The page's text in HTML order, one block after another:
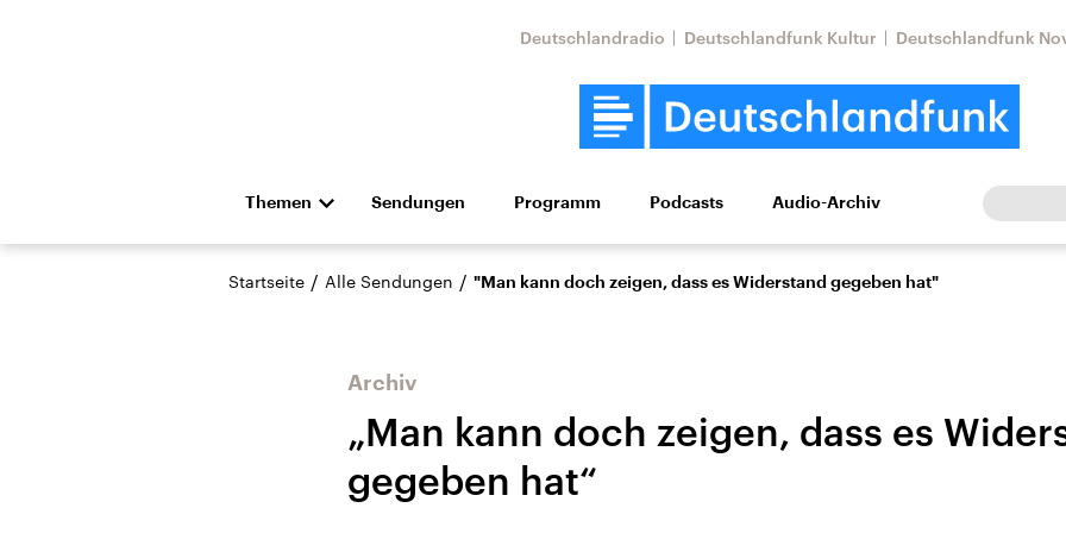
Deutschlandradio Deutschlandfunk Kultur Deutschlandfunk
Themen
Die Nachrichten Politik Wirtschaft Wissen Kultur Europa
Hörspiel und Feature Musik
Landtagswahl Sachsen-
USA
Sendungen Programm Podcasts Audio-Archiv
Startseite / Alle Sendungen / "Man kann doch zeigen, dass es Widerstand gegeben hat"
Archiv
„Man kann doch zeigen, dass es
gegeben hat“